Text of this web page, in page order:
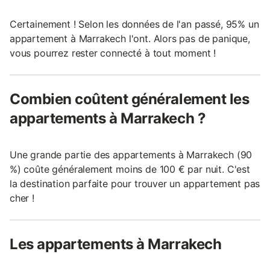
Certainement ! Selon les données de l'an passé, 95% un
appartement à Marrakech l'ont. Alors pas de panique,
vous pourrez rester connecté à tout moment !
Combien coûtent généralement les
appartements à Marrakech ?
Une grande partie des appartements à Marrakech (90
%) coûte généralement moins de 100 € par nuit. C'est
la destination parfaite pour trouver un appartement pas
cher !
Les appartements à Marrakech